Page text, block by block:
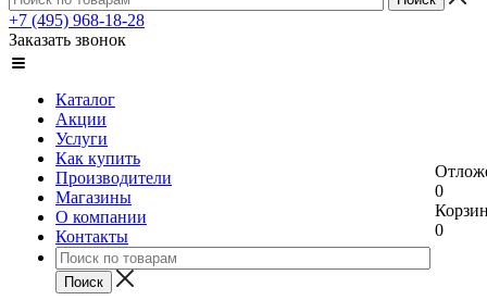
+7 (495) 968-18-28
Заказать звонок
Каталог
Акции
Услуги
Как купить
Производители
Магазины
О компании
Контакты
0
0